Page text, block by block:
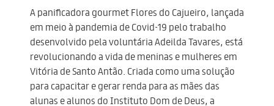
A panificadora gourmet Flores do Cajueiro, lançada
em meio à pandemia de Covid-19 pelo trabalho
desenvolvido pela voluntária Adeilda Tavares, está
revolucionando a vida de meninas e mulheres em
Vitória de Santo Antão. Criada como uma solução
para capacitar e gerar renda para as mães das
alunas e alunos do Instituto Dom de Deus, a